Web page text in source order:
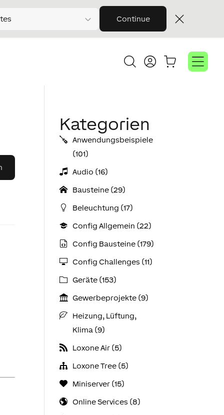
Continue
Kategorien
Anwendungs­­­beispiele
(101)
Audio (16)
Bausteine (29)
Beleuchtung (17)
Config Allgemein (22)
Config Bausteine (179)
Config Challenges (11)
Geräte (153)
Gewerbeprojekte (9)
Heizung, Lüftung,
Klima (9)
Loxone Air (5)
Loxone Tree (5)
Miniserver (15)
Online Services (8)